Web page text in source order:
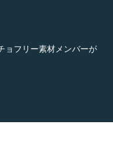
ョフリー素材メンバーが
るおび」にてマッスルプ